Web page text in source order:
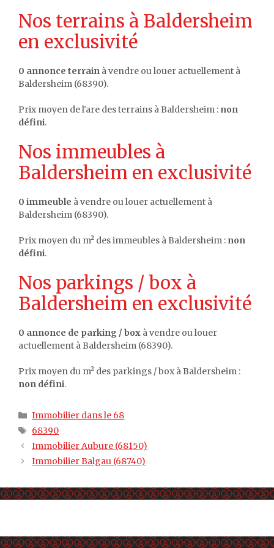
Nos terrains à Baldersheim
en exclusivité
0 annonce terrain à vendre ou louer actuellement à
Baldersheim (68390).
Prix moyen de l'are des terrains à Baldersheim : non
défini.
Nos immeubles à
Baldersheim en exclusivité
0 immeuble à vendre ou louer actuellement à
Baldersheim (68390).
Prix moyen du m² des immeubles à Baldersheim : non
défini.
Nos parkings / box à
Baldersheim en exclusivité
0 annonce de parking / box à vendre ou louer
actuellement à Baldersheim (68390).
Prix moyen du m² des parkings / box à Baldersheim :
non défini.
Catégories
Immobilier dans le 68
Étiquettes
68390
Immobilier Aubure (68150)
Immobilier Balgau (68740)